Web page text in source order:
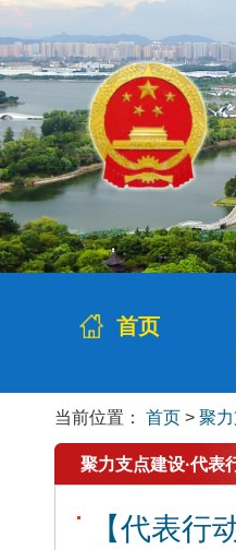
首页
当前位置： 首页 > 聚
聚力支点建设·代表
【代表行